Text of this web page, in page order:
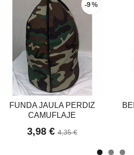
-9 %
FUNDA JAULA PERDIZ
CAMUFLAJE
3,98 €4,35 €